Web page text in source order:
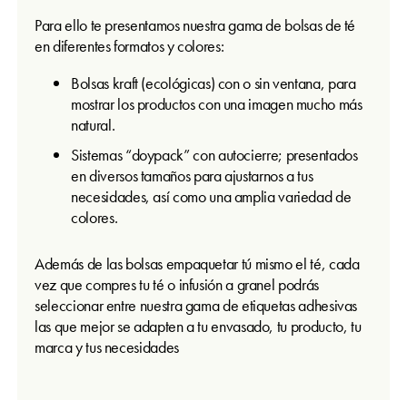
Para ello te presentamos nuestra gama de bolsas de té
en diferentes formatos y colores:
Bolsas kraft (ecológicas) con o sin ventana, para
mostrar los productos con una imagen mucho más
natural.
Sistemas “doypack” con autocierre; presentados
en diversos tamaños para ajustarnos a tus
necesidades, así como una amplia variedad de
colores.
Además de las bolsas empaquetar tú mismo el té, cada
vez que compres tu té o infusión a granel podrás
seleccionar entre nuestra gama de etiquetas adhesivas
las que mejor se adapten a tu envasado, tu producto, tu
marca y tus necesidades